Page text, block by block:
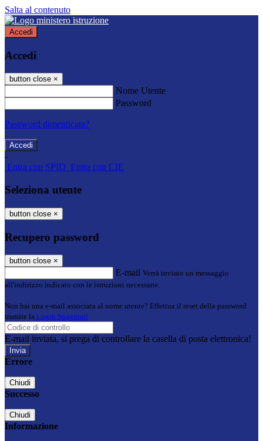
Salta al contenuto
Accedi
Accedi
button close ×
Nome Utente
Password
Password dimenticata?
-
Entra con SPID Entra con CIE
Seleziona utente
button close ×
Recupero password
button close ×
E-mail Verrà inviato un messaggio
all'indirizzo indicato con le istruzioni necessarie.
Non hai una e-mail associata al nome utente? Effettua il reset della password
tramite la Login Spaggiari
E-mail inviata, si prega di controllare la casella di posta elettronica!
Errore
Chiudi
Successo
Chiudi
Informazione